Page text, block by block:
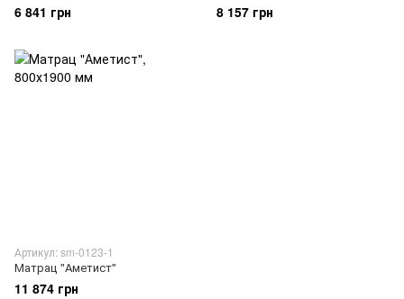
6 841 грн 8 157 грн
Артикул: sm-0123-1
Матрац "Аметист"
11 874 грн